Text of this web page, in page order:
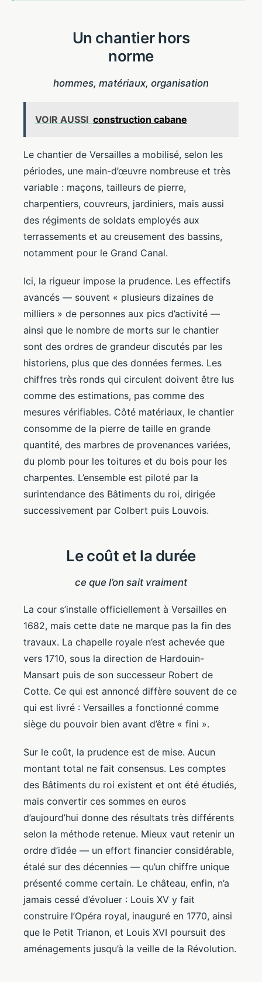
Un chantier hors
norme
hommes, matériaux, organisation
VOIR AUSSI construction cabane
Le chantier de Versailles a mobilisé, selon les
périodes, une main-d’œuvre nombreuse et très
variable : maçons, tailleurs de pierre,
charpentiers, couvreurs, jardiniers, mais aussi
des régiments de soldats employés aux
terrassements et au creusement des bassins,
notamment pour le Grand Canal.
Ici, la rigueur impose la prudence. Les effectifs
avancés — souvent « plusieurs dizaines de
milliers » de personnes aux pics d’activité —
ainsi que le nombre de morts sur le chantier
sont des ordres de grandeur discutés par les
historiens, plus que des données fermes. Les
chiffres très ronds qui circulent doivent être lus
comme des estimations, pas comme des
mesures vérifiables. Côté matériaux, le chantier
consomme de la pierre de taille en grande
quantité, des marbres de provenances variées,
du plomb pour les toitures et du bois pour les
charpentes. L’ensemble est piloté par la
surintendance des Bâtiments du roi, dirigée
successivement par Colbert puis Louvois.
Le coût et la durée
ce que l’on sait vraiment
La cour s’installe officiellement à Versailles en
1682, mais cette date ne marque pas la fin des
travaux. La chapelle royale n’est achevée que
vers 1710, sous la direction de Hardouin-
Mansart puis de son successeur Robert de
Cotte. Ce qui est annoncé diffère souvent de ce
qui est livré : Versailles a fonctionné comme
siège du pouvoir bien avant d’être « fini ».
Sur le coût, la prudence est de mise. Aucun
montant total ne fait consensus. Les comptes
des Bâtiments du roi existent et ont été étudiés,
mais convertir ces sommes en euros
d’aujourd’hui donne des résultats très différents
selon la méthode retenue. Mieux vaut retenir un
ordre d’idée — un effort financier considérable,
étalé sur des décennies — qu’un chiffre unique
présenté comme certain. Le château, enfin, n’a
jamais cessé d’évoluer : Louis XV y fait
construire l’Opéra royal, inauguré en 1770, ainsi
que le Petit Trianon, et Louis XVI poursuit des
aménagements jusqu’à la veille de la Révolution.